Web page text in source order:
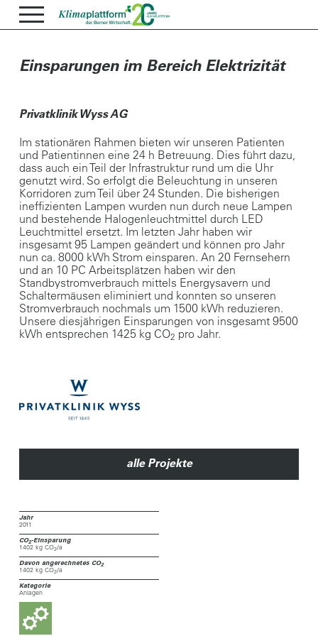
Einsparungen im Bereich Elektrizität
Privatklinik Wyss AG
Jahr
2011
CO2-Einsparung
1402 kg CO2/a
Davon angerechnetes CO2
1402 kg CO2/a
Kategorie
Anlagen
Im stationären Rahmen bieten wir unseren Patienten
und Patientinnen eine 24 h Betreuung. Dies führt dazu,
dass auch ein Teil der Infrastruktur rund um die Uhr
genutzt wird. So erfolgt die Beleuchtung in unseren
Korridoren zum Teil über 24 Stunden. Die bisherigen
ineffizienten Lampen wurden nun durch neue Lampen
und bestehende Halogenleuchtmittel durch LED
Leuchtmittel ersetzt. Im letzten Jahr haben wir
insgesamt 95 Lampen geändert und können pro Jahr
nun ca. 8000 kWh Strom einsparen. An 20 Fernsehern
und an 10 PC Arbeitsplätzen haben wir den
Standbystromverbrauch mittels Energysavern und
Schaltermäusen eliminiert und konnten so unseren
Stromverbrauch nochmals um 1500 kWh reduzieren.
Unsere diesjährigen Einsparungen von insgesamt 9500
kWh entsprechen 1425 kg CO2 pro Jahr.
alle Projekte